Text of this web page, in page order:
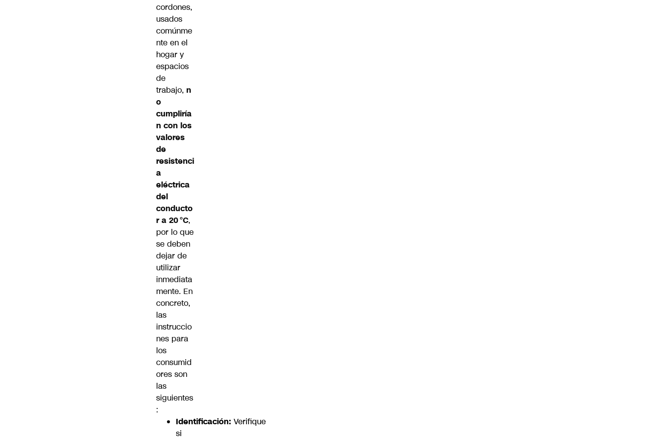
cordones,
usados
comúnme
nte en el
hogar y
espacios
de
trabajo, n
o
cumpliría
n con los
valores
de
resistenci
a
eléctrica
del
conducto
r a 20 °C,
por lo que
se deben
dejar de
utilizar
inmediata
mente. En
concreto,
las
instruccio
nes para
los
consumid
ores son
las
siguientes
:
Identificación: Verifique
si